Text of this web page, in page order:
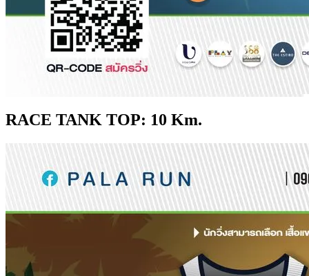
RACE TANK TOP: 10 Km.